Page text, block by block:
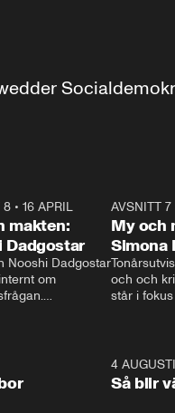
8• 16 APRIL
makten:
Dadgostar
Nooshi Dadgostar
om
upp i val. Ska vi
så sitter vi förstås
AVSNITT 7
My och
Simona
och och
står i
4 AUGUSTI
Så blir